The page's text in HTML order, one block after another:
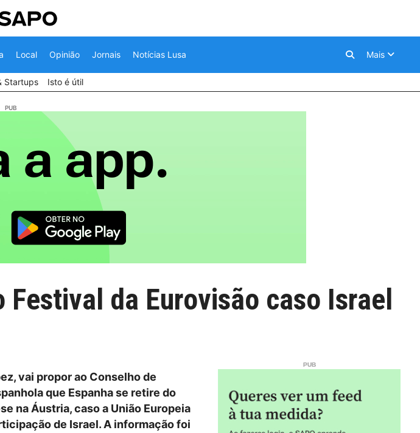
Local Opinião Jornais Notícias Lusa Mais
Startups Isto é útil
Festival da Eurovisão caso Israel
vai propor ao Conselho de
que Espanha se retire do
na Áustria, caso a União Europeia
de Israel. A informação foi